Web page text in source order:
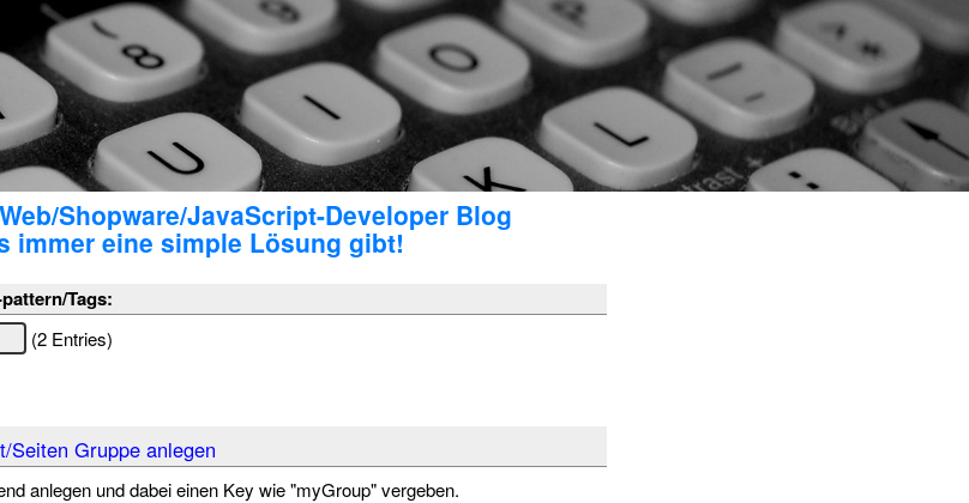
Shopware/JavaScript-Developer Blog
immer eine simple Lösung gibt!
Tags:
(2 Entries)
Seiten Gruppe anlegen
anlegen und dabei einen Key wie "myGroup" vergeben.